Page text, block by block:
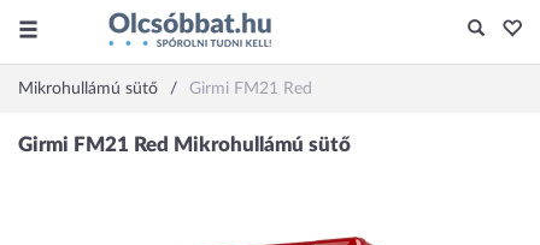
Mikrohullámú sütő Girmi FM21 Red